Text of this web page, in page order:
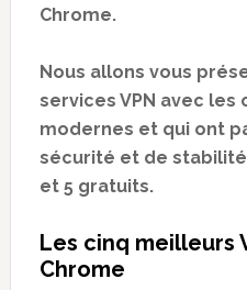
Chrome.
Nous allons vous
services VPN avec les
modernes et qui ont
sécurité et de
et 5 gratuits.
Les cinq meilleurs
Chrome